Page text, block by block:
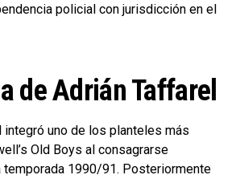
policial con jurisdicción en el
de Adrián Taffarel
integró uno de los planteles más
Old Boys al consagrarse
temporada 1990/91. Posteriormente